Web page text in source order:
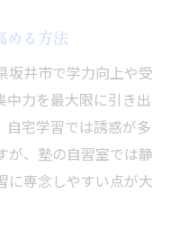
空間の工夫
工夫を知ろう
設備選び
外部施設がおすす
悩む人の味方
課題を克服しよう
める方法
坂井市で学力向上や受
力を最大限に引き出
自宅学習では誘惑が多
が、塾の自習室では静
に専念しやすい点が大